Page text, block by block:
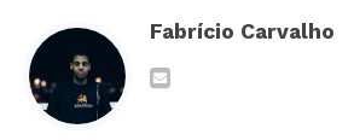
Esta função estava sendoesperada
em
2018
, pois havia sido anunciada
sido disponibilizado.
Fabrício Carvalho